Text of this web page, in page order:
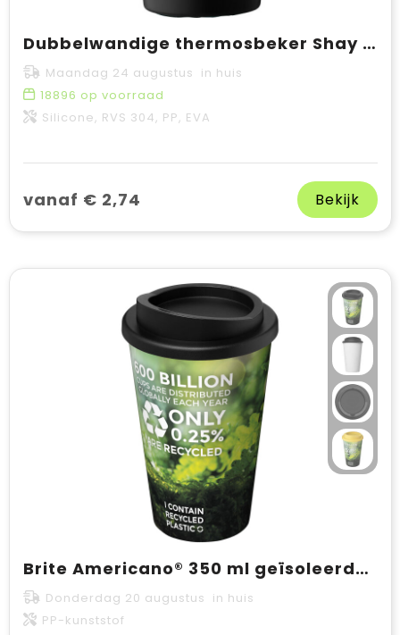
Dubbelwandige thermosbeker Shay | 350 ml
Maandag 24 augustus in huis
18896 op voorraad
Silicone, RVS 304, PP, EVA
vanaf € 2,74 Bekijk
Brite Americano® 350 ml geïsoleerde beker
Donderdag 20 augustus in huis
PP-kunststof